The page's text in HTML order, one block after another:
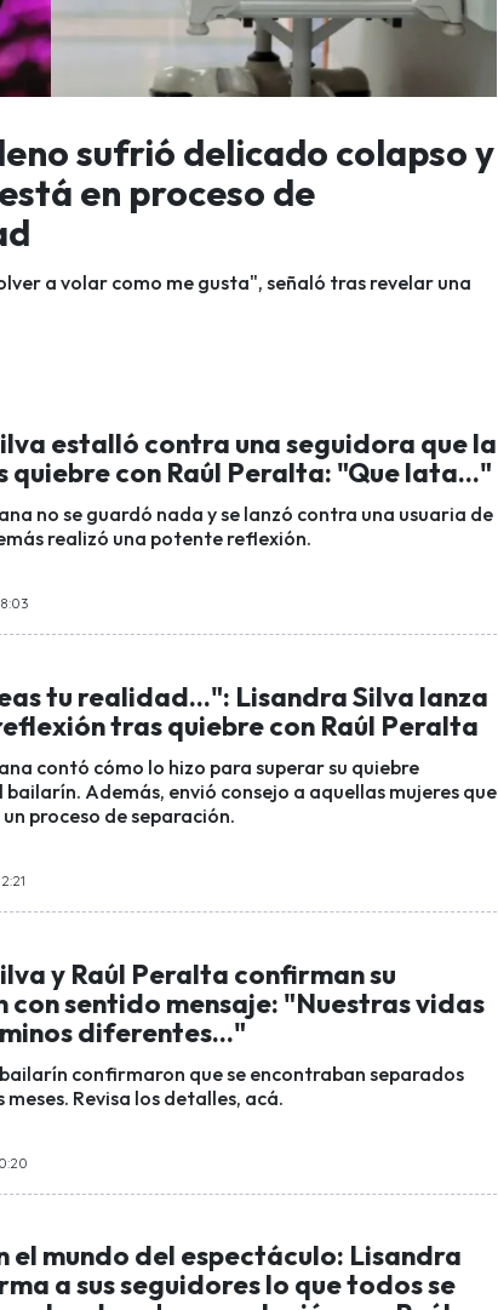
sufrió delicado colapso y
en proceso de
a volar como me gusta", señaló tras revelar una
estalló contra una seguidora que la
con Raúl Peralta: "Que lata..."
no se guardó nada y se lanzó contra una usuaria de
realizó una potente reflexión.
tu realidad...": Lisandra Silva lanza
tras quiebre con Raúl Peralta
contó cómo lo hizo para superar su quiebre
bailarín. Además, envió consejo a aquellas mujeres que
proceso de separación.
y Raúl Peralta confirman su
con sentido mensaje: "Nuestras vidas
diferentes..."
confirmaron que se encontraban separados
meses. Revisa los detalles, acá.
el mundo del espectáculo: Lisandra
a sus seguidores lo que todos se